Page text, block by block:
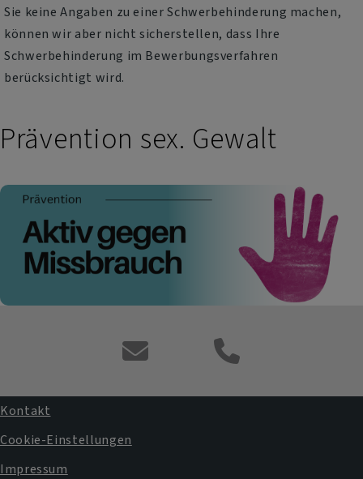
Sie keine Angaben zu einer Schwerbehinderung machen,
können wir aber nicht sicherstellen, dass Ihre
Schwerbehinderung im Bewerbungsverfahren
berücksichtigt wird.
Prävention sex. Gewalt
Kontaktformular
Fußbereichsmenü
Kontakt
Cookie-Einstellungen
Impressum